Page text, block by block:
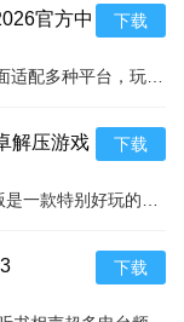
官方中
下载
解压游戏
下载
下载